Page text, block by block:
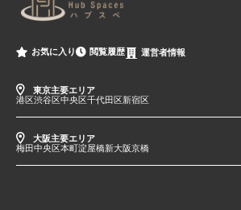
お気に入り 閲覧履歴 運営者情報
東京主要エリア
港区渋谷区中央区千代田区新宿区
大阪主要エリア
梅田中央区本町淀屋橋新大阪京橋